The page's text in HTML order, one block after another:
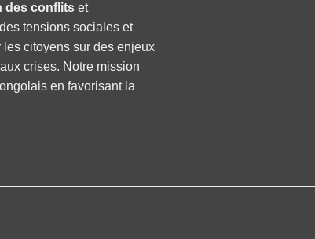
des conflits et
tensions sociales et
citoyens sur des enjeux
crises. Notre mission
en favorisant la